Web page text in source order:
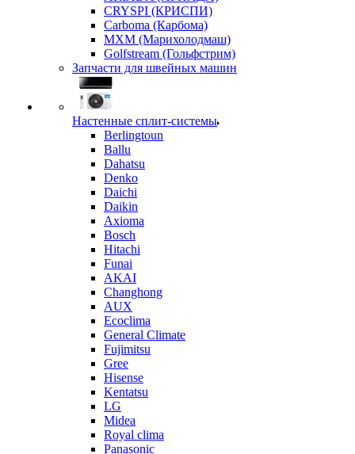
CRYSPI (КРИСПИ)
Carboma (Карбома)
MXM (Марихолодмаш)
Golfstream (Гольфстрим)
Запчасти для швейных машин
Настенные сплит-системы
Berlingtoun
Ballu
Dahatsu
Denko
Daichi
Daikin
Axioma
Bosch
Hitachi
Funai
AKAI
Changhong
AUX
Ecoclima
General Climate
Fujimitsu
Gree
Hisense
Kentatsu
LG
Midea
Royal clima
Panasonic